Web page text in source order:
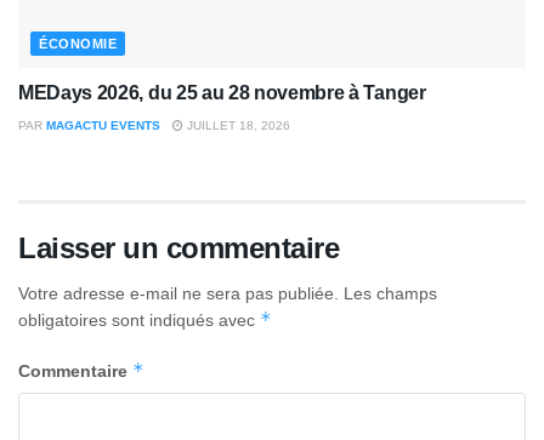
ÉCONOMIE
MEDays 2026, du 25 au 28 novembre à Tanger
PAR MAGACTU EVENTS JUILLET 18, 2026
Laisser un commentaire
Votre adresse e-mail ne sera pas publiée.
Les champs
obligatoires sont indiqués avec *
Commentaire *